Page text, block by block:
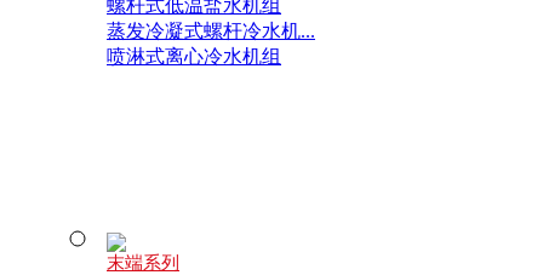
螺杆式低温盐水机组
蒸发冷凝式螺杆冷水机...
喷淋式离心冷水机组
末端系列